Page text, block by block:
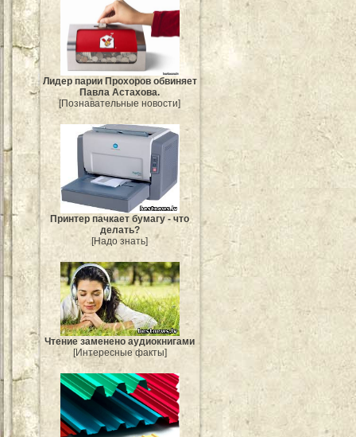
Лидер парии Прохоров обвиняет
Павла Астахова.
[Познавательные новости]
Принтер пачкает бумагу - что
делать?
[Надо знать]
Чтение заменено аудиокнигами
[Интересные факты]